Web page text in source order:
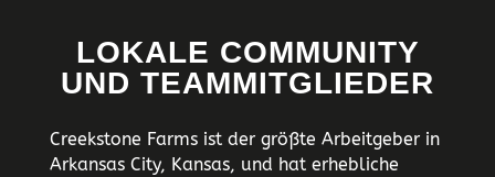
LOKALE COMMUNITY
UND TEAMMITGLIEDER
Creekstone Farms ist der größte Arbeitgeber in
Arkansas City, Kansas, und hat erhebliche